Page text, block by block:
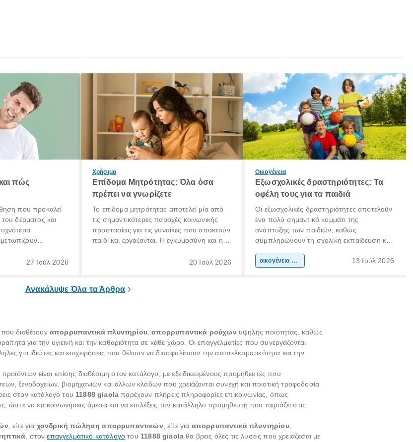
πώς
που προκαλεί
δέρματος και
τι είναι»,
27 Ιούλ 2026
Χρήσιμα
Επίδομα Μητρότητας: Όλα όσα
πρέπει να γνωρίζετε
Το επίδομα μητρότητας αποτελεί μία από
τις σημαντικότερες παροχές κοινωνικής
προστασίας για τις γυναίκες που αποκτούν
παιδί και εργάζονται. Η εγκυμοσύνη και η
σημαντική περίοδος στη ζωή κάθε20 Ιούλ 2026
Οικογένεια
Εξωσχολικές δραστηριότητες: Τα
οφέλη τους για τα παιδιά
Οι εξωσχολικές δραστηριότητες αποτελούν
ένα πολύ σημαντικό κομμάτι της
ανάπτυξης των παιδιών, καθώς
συμπληρώνουν τη σχολική εκπαίδευση και
της προσωπικότητας, της κοινωνικότητας
οικογένεια & παιδί 13 Ιούλ 2026
Ανακάλυψε Όλα τα Άρθρα
που διαθέτουν απορρυπαντικά πλυντηρίου,απορρυπαντικά ρούχων υψηλής ποιότητας, καθώς
για την υγιεινή και την καθαριότητα σε κάθε χώρο. Οι επαγγελματίες που συνεργάζονται
για ιδιώτες και επιχειρήσεις που θέλουν να διασφαλίσουν την αποτελεσματικότητα και την
είναι επίσης διαθέσιμη στον κατάλογο, με εξειδικευμένους προμηθευτές που
ξενοδοχείων, βιομηχανιών και άλλων κλάδων που χρειάζονται συνεχή και ποιοτική τροφοδοσία
στον κατάλογο του 11888 giaola παρέχουν πλήρεις πληροφορίες επικοινωνίας, όπως
ώστε να επικοινωνήσεις άμεσα και να επιλέξεις τον κατάλληλο προμηθευτή που ταιριάζει στις
, είτε για χονδρική πώληση απορρυπαντικών , είτε για απορρυπαντικά πλυντηρίου,
, στονεπαγγελματικό κατάλογο του 11888 giaola θα βρεις όλες τις λύσεις που χρειάζεσαι με